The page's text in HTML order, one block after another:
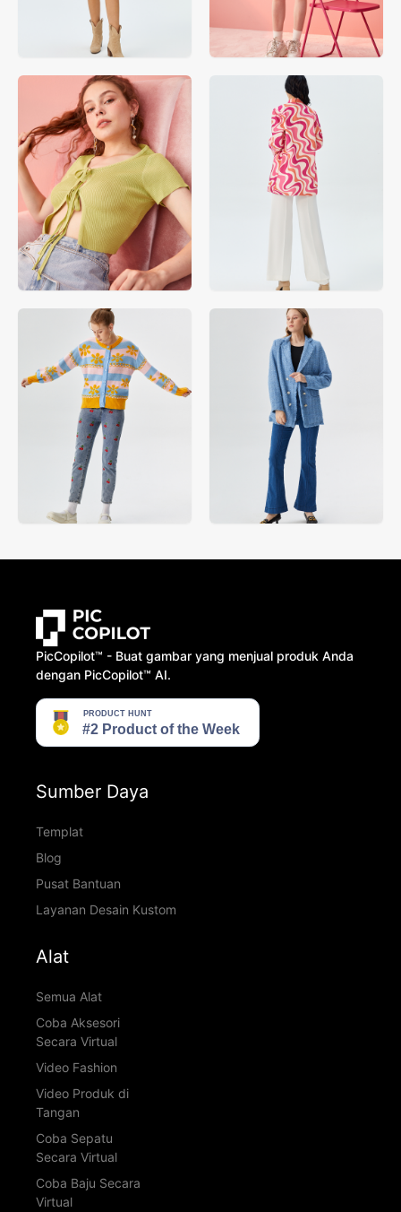
PicCopilot™️ - Buat gambar yang menjual produk Anda
dengan PicCopilot™️ AI.
Sumber Daya
Templat
Blog
Pusat Bantuan
Layanan Desain Kustom
Alat
Semua Alat
Coba Aksesori
Secara Virtual
Video Fashion
Video Produk di
Tangan
Coba Sepatu
Secara Virtual
Coba Baju Secara
Virtual